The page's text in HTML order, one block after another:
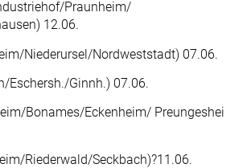
Praunheim/
12.06.
Niederursel/Nordweststadt) 07.06.
Eschersh./Ginnh.) 07.06.
Bonames/Eckenheim/ Preungeshei
Riederwald/Seckbach)?11.06.